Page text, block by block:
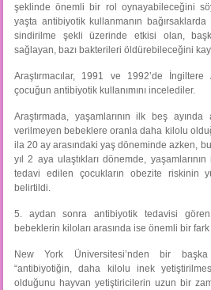
şeklinde önemli bir rol oynayabileceğini
yaşta antibiyotik kullanmanın
sindirilme şekli üzerinde etkisi olan,
sağlayan, bazı bakterileri öldürebileceğini
Araştırmacılar, 1991 ve 1992’de
çocuğun antibiyotik kullanımını incelediler.
Araştırmada, yaşamlarının ilk beş
verilmeyen bebeklere oranla daha kilolu
ila 20 ay arasındaki yaş döneminde azken, bu
yıl 2 aya ulaştıkları dönemde,
tedavi edilen çocukların obezite riskinin
belirtildi.
5. aydan sonra antibiyotik tedavisi
bebeklerin kiloları arasında ise önemli bir
New York Üniversitesi’nden bir
“antibiyotiğin, daha kilolu inek
olduğunu hayvan yetiştiricilerin uzun bir